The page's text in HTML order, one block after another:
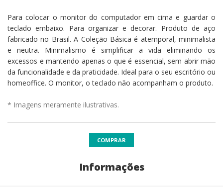
Para colocar o monitor do computador em cima e guardar o
teclado embaixo. Para organizar e decorar. Produto de aço
fabricado no Brasil. A Coleção Básica é atemporal, minimalista
e neutra. Minimalismo é simplificar a vida eliminando os
excessos e mantendo apenas o que é essencial, sem abrir mão
da funcionalidade e da praticidade. Ideal para o seu escritório ou
homeoffice. O monitor, o teclado não acompanham o produto.
* Imagens meramente ilustrativas.
COMPRAR
Informações